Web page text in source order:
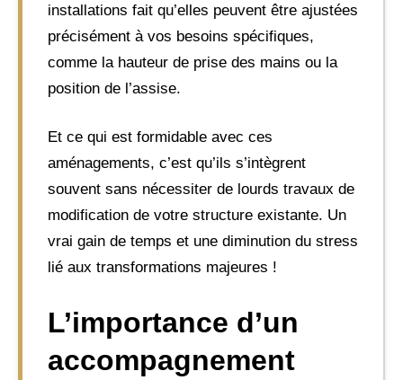
installations fait qu’elles peuvent être ajustées
précisément à vos besoins spécifiques,
comme la hauteur de prise des mains ou la
position de l’assise.
Et ce qui est formidable avec ces
aménagements, c’est qu’ils s’intègrent
souvent sans nécessiter de lourds travaux de
modification de votre structure existante. Un
vrai gain de temps et une diminution du stress
lié aux transformations majeures !
L’importance d’un
accompagnement